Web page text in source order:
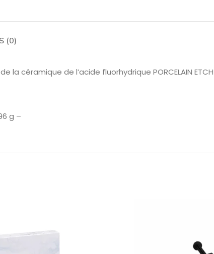
(0)
de l’acide fluorhydrique PORCELAIN ETCH
g –